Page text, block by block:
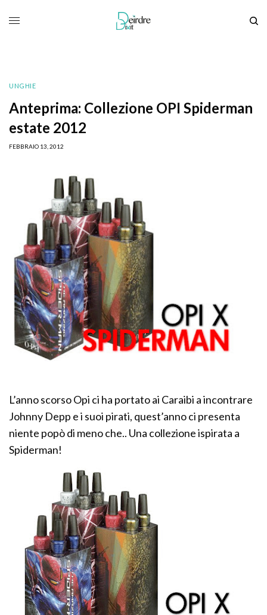
UNGHIE
Anteprima: Collezione OPI Spiderman
estate 2012
FEBBRAIO 13, 2012
L’anno scorso Opi ci ha portato ai Caraibi a incontrare
Johnny Depp e i suoi pirati, quest’anno ci presenta
niente popò di meno che.. Una collezione ispirata a
Spiderman!